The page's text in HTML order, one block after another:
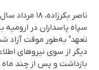
ناصر
سپاه پاسداران در
دیگر از سوی نیروهای
بازداشت و پس از چند